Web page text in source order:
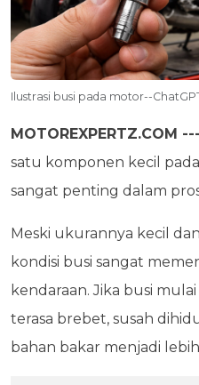
Ilustrasi busi pada motor--
MOTOREXPERTZ.COM ---
satu komponen kecil pada
sangat penting dalam
Meski ukurannya kecil
kondisi busi sangat
kendaraan. Jika busi
terasa brebet, susah
bahan bakar menjadi